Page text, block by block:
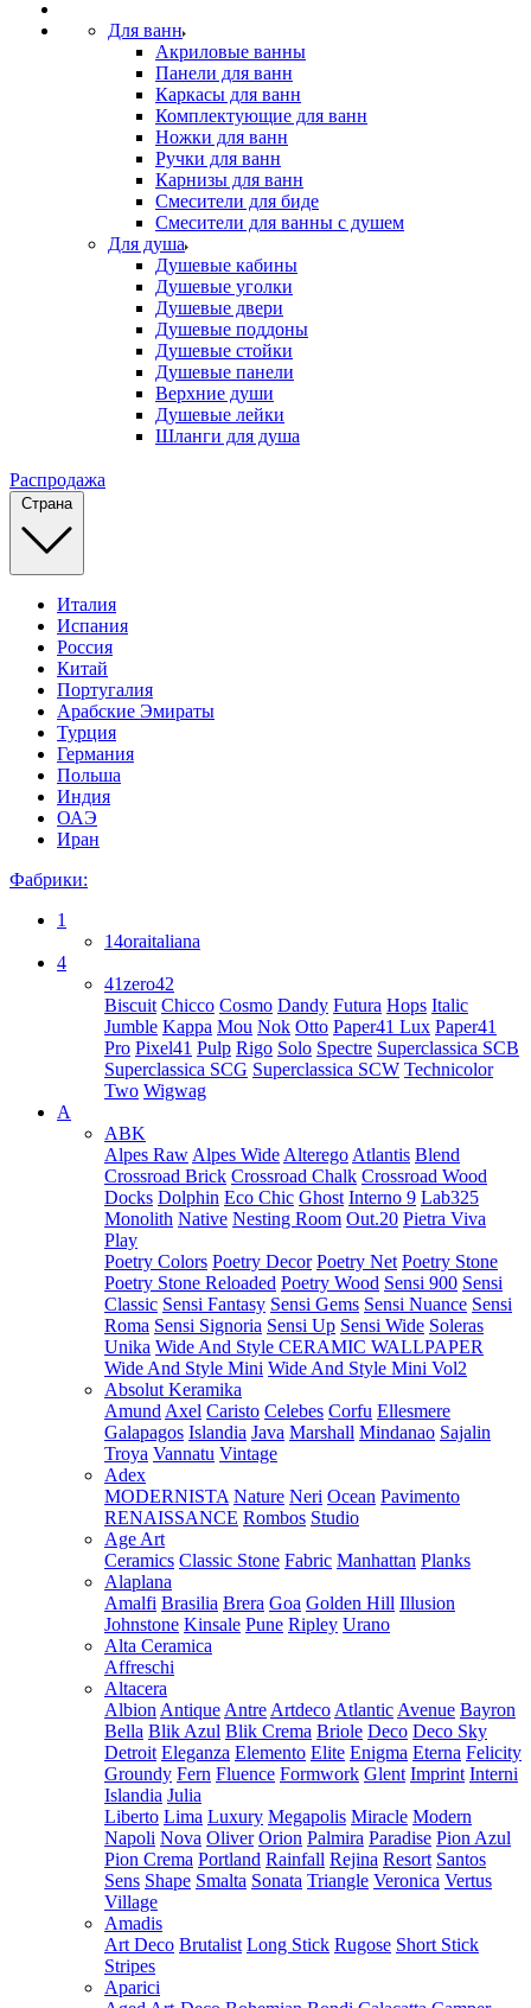
Для ванн
Акриловые ванны
Панели для ванн
Каркасы для ванн
Комплектующие для ванн
Ножки для ванн
Ручки для ванн
Карнизы для ванн
Смесители для биде
Смесители для ванны с душем
Для душа
Душевые кабины
Душевые уголки
Душевые двери
Душевые поддоны
Душевые стойки
Душевые панели
Верхние души
Душевые лейки
Шланги для душа
Распродажа
Страна
Италия
Испания
Россия
Китай
Португалия
Арабские Эмираты
Турция
Германия
Польша
Индия
ОАЭ
Иран
Фабрики:
1
14oraitaliana
4
41zero42
Biscuit Chicco Cosmo Dandy Futura Hops Italic
Jumble Kappa Mou Nok Otto Paper41 Lux Paper41
Pro Pixel41 Pulp Rigo Solo Spectre Superclassica SCB
Superclassica SCG Superclassica SCW Technicolor
Two Wigwag
A
ABK
Alpes Raw Alpes Wide Alterego Atlantis Blend
Crossroad Brick Crossroad Chalk Crossroad Wood
Docks Dolphin Eco Chic Ghost Interno 9 Lab325
Monolith Native Nesting Room Out.20 Pietra Viva
Play
Poetry Colors Poetry Decor Poetry Net Poetry Stone
Poetry Stone Reloaded Poetry Wood Sensi 900 Sensi
Classic Sensi Fantasy Sensi Gems Sensi Nuance Sensi
Roma Sensi Signoria Sensi Up Sensi Wide Soleras
Unika Wide And Style CERAMIC WALLPAPER
Wide And Style Mini Wide And Style Mini Vol2
Absolut Keramika
Amund Axel Caristo Celebes Corfu Ellesmere
Galapagos Islandia Java Marshall Mindanao Sajalin
Troya Vannatu Vintage
Adex
MODERNISTA Nature Neri Ocean Pavimento
RENAISSANCE Rombos Studio
Age Art
Ceramics Classic Stone Fabric Manhattan Planks
Alaplana
Amalfi Brasilia Brera Goa Golden Hill Illusion
Johnstone Kinsale Pune Ripley Urano
Alta Ceramica
Affreschi
Altacera
Albion Antique Antre Artdeco Atlantic Avenue Bayron
Bella Blik Azul Blik Crema Briole Deco Deco Sky
Detroit Eleganza Elemento Elite Enigma Eterna Felicity
Groundy Fern Fluence Formwork Glent Imprint Interni
Islandia Julia
Liberto Lima Luxury Megapolis Miracle Modern
Napoli Nova Oliver Orion Palmira Paradise Pion Azul
Pion Crema Portland Rainfall Rejina Resort Santos
Sens Shape Smalta Sonata Triangle Veronica Vertus
Village
Amadis
Art Deco Brutalist Long Stick Rugose Short Stick
Stripes
Aparici